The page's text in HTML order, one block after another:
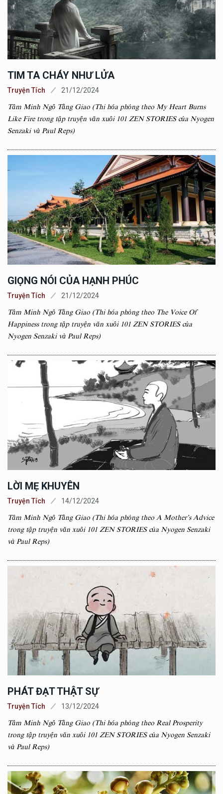
TIM TA CHÁY NHƯ LỬA
Truyện Tích 21/12/2024
Tâm Minh Ngô Tằng Giao (Thi hóa phỏng theo My Heart Burns
Like Fire trong tập truyện văn xuôi 101 ZEN STORIES của Nyogen
Senzaki và Paul Reps)
GIỌNG NÓI CỦA HẠNH PHÚC
Truyện Tích 21/12/2024
Tâm Minh Ngô Tằng Giao (Thi hóa phỏng theo The Voice Of
Happiness trong tập truyện văn xuôi 101 ZEN STORIES của
Nyogen Senzaki và Paul Reps)
LỜI MẸ KHUYÊN
Truyện Tích 14/12/2024
Tâm Minh Ngô Tằng Giao (Thi hóa phỏng theo A Mother’s Advice
trong tập truyện văn xuôi 101 ZEN STORIES của Nyogen Senzaki
và Paul Reps)
PHÁT ĐẠT THẬT SỰ
Truyện Tích 13/12/2024
Tâm Minh Ngô Tằng Giao (Thi hóa phỏng theo Real Prosperity
trong tập truyện văn xuôi 101 ZEN STORIES của Nyogen Senzaki
và Paul Reps)